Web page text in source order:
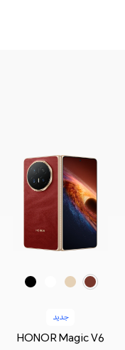
أحمر
جديد
HONOR Magic V6